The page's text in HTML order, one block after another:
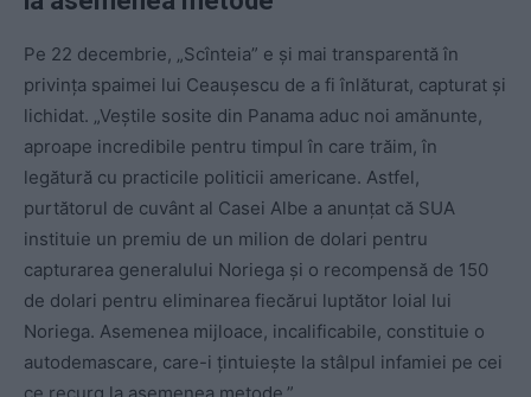
Pe 22 decembrie, „Scînteia” e şi mai transparentă în
privinţa spaimei lui Ceauşescu de a fi înlăturat, capturat şi
lichidat. „Veştile sosite din Panama aduc noi amănunte,
aproape incredibile pentru timpul în care trăim, în
legătură cu practicile politicii americane. Astfel,
purtătorul de cuvânt al Casei Albe a anunţat că SUA
instituie un premiu de un milion de dolari pentru
capturarea generalului Noriega şi o recompensă de 150
de dolari pentru eliminarea fiecărui luptător loial lui
Noriega. Asemenea mijloace, incalificabile, constituie o
autodemascare, care-i ţintuieşte la stâlpul infamiei pe cei